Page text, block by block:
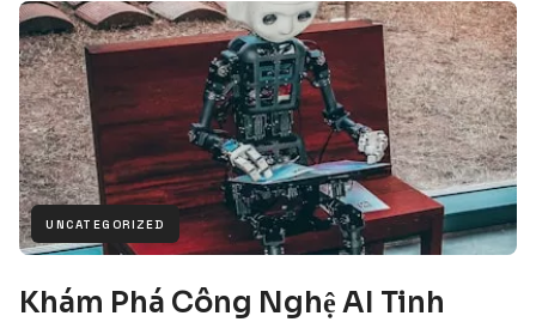
UNCATEGORIZED
Khám Phá Công Nghệ AI Tinh